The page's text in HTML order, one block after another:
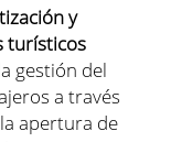
y
turísticos
gestión del
a través
apertura de